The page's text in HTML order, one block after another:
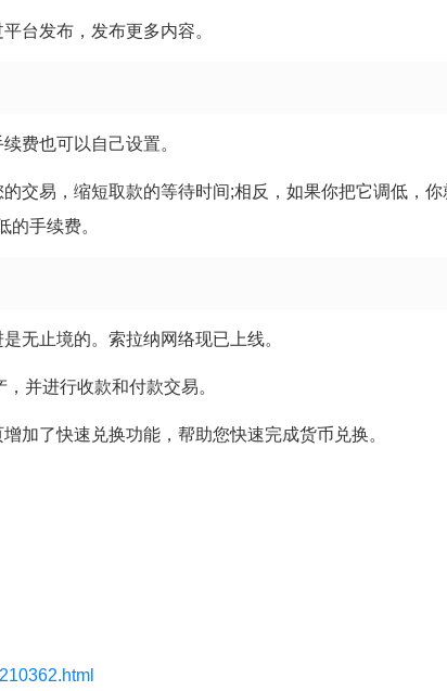
台发布，发布更多内容。
费也可以自己设置。
交易，缩短取款的等待时间;相反，如果你把它调低，你
手续费。
无止境的。索拉纳网络现已上线。
并进行收款和付款交易。
加了快速兑换功能，帮助您快速完成货币兑换。